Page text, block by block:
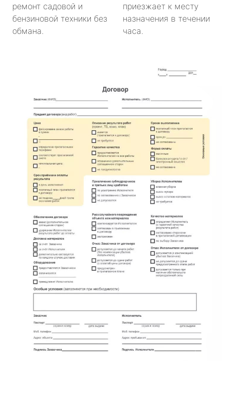
ремонт садовой и
бензиновой техники без
обмана.
приезжает к месту
назначения в течении
часа.